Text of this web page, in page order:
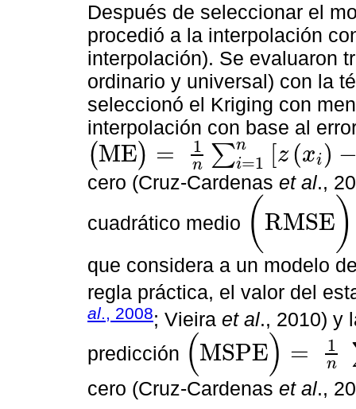
Después de seleccionar el
procedió a la interpolación
interpolación). Se evaluaron
ordinario y universal) con la
seleccionó el Kriging con
interpolación con base al
(ME) = 1
n ∑n
i=1 [z (xi)
ME)= 1 n∑ = n[zxi (xi)
cero (Cruz-Cardenas et al.,
cuadrático medio ( RMSE )
R MSE):1n∑i=1n [zx z
que considera a un modelo
regla práctica, el valor del
al., 2008; Vieira et al., 2010) y
predicción (MSPE) = 1
n
M SPE )= 1n ∑i =1n M σ2 (X
cero (Cruz-Cardenas et al.,